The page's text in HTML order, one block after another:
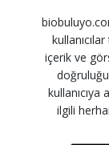
Harita
içerik ve
ilgili